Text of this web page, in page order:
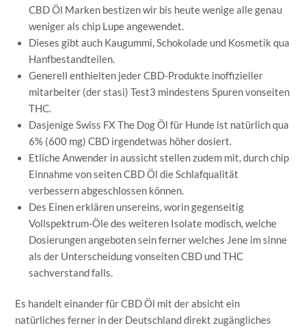
CBD Öl Marken bestizen wir bis heute wenige alle genau
weniger als chip Lupe angewendet.
Dieses gibt auch Kaugummi, Schokolade und Kosmetik qua
Hanf­bestand­teilen.
Generell enthielten jeder CBD-Produkte inoffizieller
mitarbeiter (der stasi) Test3 mindestens Spuren vonseiten
THC.
Dasjenige Swiss FX The Dog Öl für Hunde ist natürlich qua
6% (600 mg) CBD irgendetwas höher dosiert.
Etliche Anwender in aussicht stellen zudem mit, durch chip
Einnahme von seiten CBD Öl die Schlafqualität
verbessern abgeschlossen können.
Des Einen erklären unsereins, worin gegenseitig
Vollspektrum-Öle des weiteren Isolate modisch, welche
Dosierungen angeboten sein ferner welches Jene im sinne
als der Unterscheidung vonseiten CBD und THC
sachverstand falls.
Es handelt einander für CBD Öl mit der absicht ein
natürliches ferner in der Deutschland direkt zugängliches